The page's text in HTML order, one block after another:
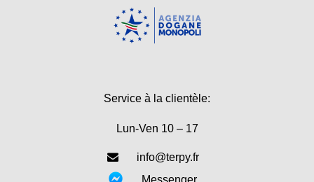
Service à la clientèle:
Lun-Ven 10 – 17
info@terpy.fr